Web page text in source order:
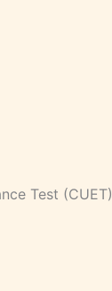
Test (CUET)